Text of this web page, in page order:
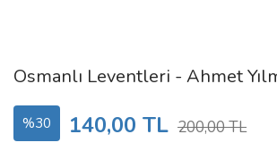
Osmanlı Leventleri - Ahmet
%30 140,00 TL 200,00 TL